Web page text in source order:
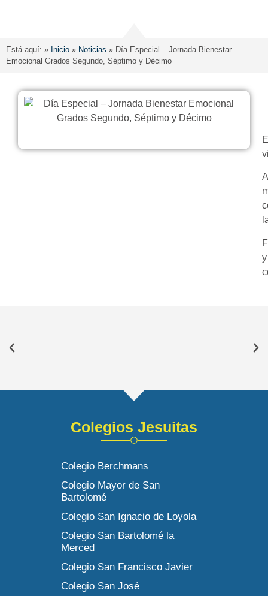
Está aquí: » Inicio » Noticias » Día Especial – Jornada Bienestar
Emocional Grados Segundo, Séptimo y Décimo
Colegios Jesuitas
Colegio Berchmans
Colegio Mayor de San
Bartolomé
Colegio San Ignacio de Loyola
Colegio San Bartolomé la
Merced
Colegio San Francisco Javier
Colegio San José